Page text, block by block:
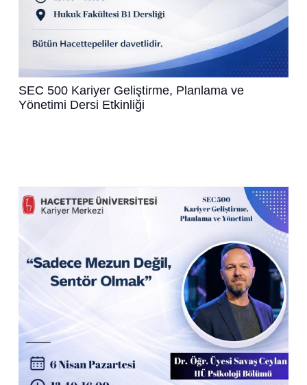
SEC 500 Kariyer Geliştirme, Planlama ve
Yönetimi Dersi Etkinliği